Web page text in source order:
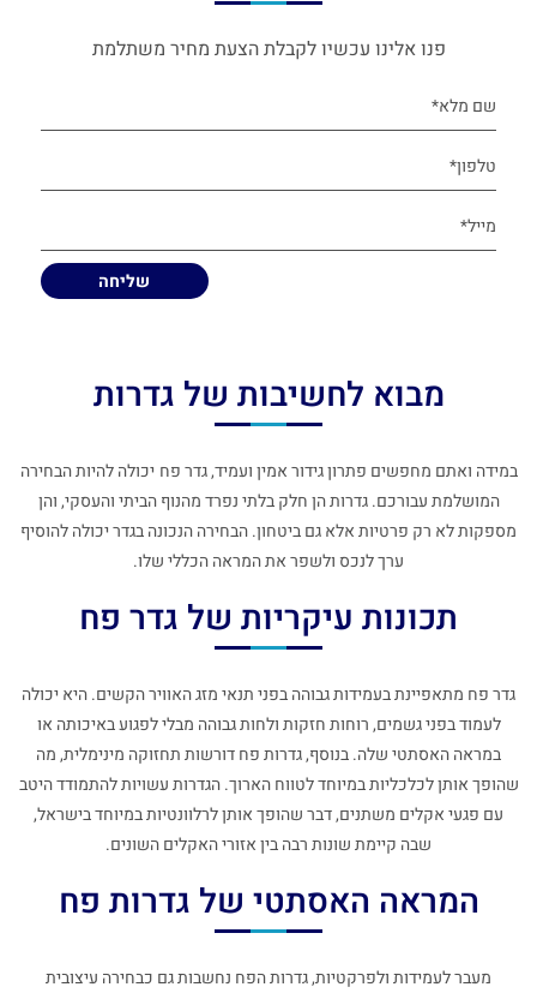
פנו אלינו עכשיו לקבלת הצעת מחיר משתלמת
מבוא לחשיבות של גדרות
במידה ואתם מחפשים פתרון גידור אמין ועמיד,גדר פח יכולה להיות הבחירה
המושלמת עבורכם. גדרות הן חלק בלתי נפרד מהנוף הביתי והעסקי, והן
מספקות לא רק פרטיות אלא גם ביטחון. הבחירה הנכונה בגדר יכולה להוסיף
ערך לנכס ולשפר את המראה הכללי שלו.
תכונות עיקריות של גדר פח
גדר פח מתאפיינת בעמידות גבוהה בפני תנאי מזג האוויר הקשים. היא יכולה
לעמוד בפני גשמים, רוחות חזקות ולחות גבוהה מבלי לפגוע באיכותה או
במראה האסתטי שלה. בנוסף, גדרות פח דורשות תחזוקה מינימלית, מה
שהופך אותן לכלכליות במיוחד לטווח הארוך. הגדרות עשויות להתמודד היטב
עם פגעי אקלים משתנים, דבר שהופך אותן לרלוונטיות במיוחד בישראל,
שבה קיימת שונות רבה בין אזורי האקלים השונים.
המראה האסתטי של גדרות פח
מעבר לעמידות ולפרקטיות, גדרות הפח נחשבות גם כבחירה עיצובית